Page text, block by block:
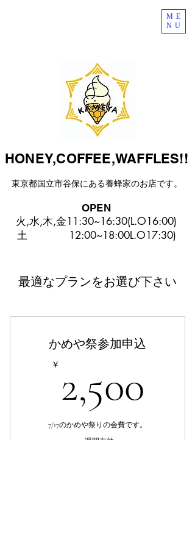
ME
NU
HONEY,COFFEE,WAFFLES!!
東京都国立市谷保にある​養蜂家のお店です。
OPEN
火,水,木,金11:30~16:30(L.O16:00)
​土 12:00~18:00L.O17:30)
最適なプランをお選び下さい
かめや祭参加申込
￥ 2,500
7/17のかめや祭りの会費です。
3週間有効